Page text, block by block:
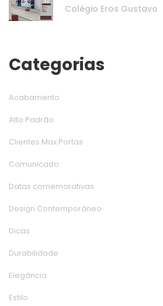
Colégio Eros Gustavo
Categoria
Acabamento
Alto Padrão
Clientes Max Porta
Comunicado
Datas comemorativa
Design Contemporâneo
Dica
Durabilidade
Elegância
Estilo